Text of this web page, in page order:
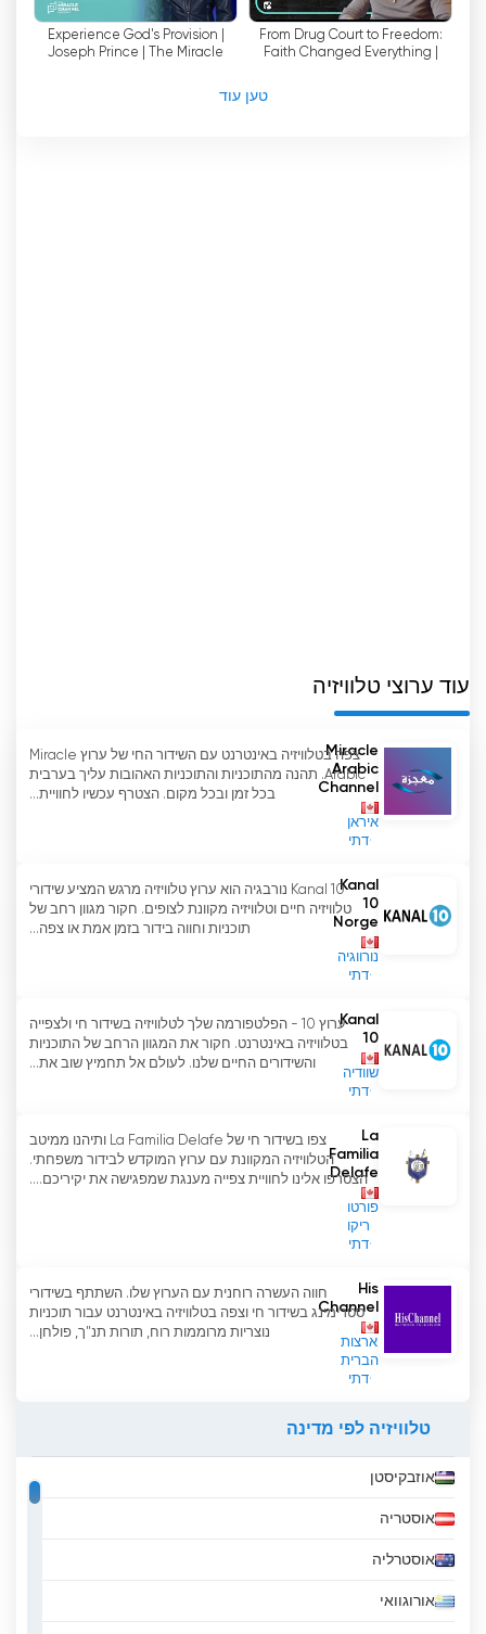
מקוונות, ערוץ זה מסוגל להגיע לקהל רחב, לחרוג
מגבולות גיאוגרפיים ולספק גישה לתוכניות נוצריות
לאנשים ברחבי העולם. נגישות זו משמעותית במיוחד
לקהילה נוצרית, מה שמאפשר להם לעסוק באמונתם
From Drug Court to Freedom:
Faith Changed Everything |
Experience God's Provision |
Joseph Prince | The Miracle
טען עוד
עוד ערוצי טלוויזיה
Miracle
Arabic
Channel
איראן
דתי
צפה בטלוויזיה באינטרנט עם השידור החי של ערוץ Miracle
Arabic. תהנה מהתוכניות והתוכניות האהובות עליך בערבית
בכל זמן ובכל מקום. הצטרף עכשיו לחוויית...
Kanal
10
Norge
נורווגיה
דתי
Kanal 10 נורבגיה הוא ערוץ טלוויזיה מרגש המציע שידורי
טלוויזיה חיים וטלוויזיה מקוונת לצופים. חקור מגוון רחב של
תוכניות וחווה בידור בזמן אמת או צפה...
Kanal
10
שוודיה
דתי
ערוץ 10 - הפלטפורמה שלך לטלוויזיה בשידור חי ולצפייה
בטלוויזיה באינטרנט. חקור את המגוון הרחב של התוכניות
והשידורים החיים שלנו. לעולם אל תחמיץ שוב את...
La
Familia
Delafe
פורטו
ריקו
דתי
צפו בשידור חי של La Familia Delafe ותיהנו ממיטב
הטלוויזיה המקוונת עם ערוץ המוקדש לבידור משפחתי.
הצטרפו אלינו לחוויית צפייה מענגת שמפגישה את יקיריכם....
His
Channel
ארצות
הברית
דתי
חווה העשרה רוחנית עם הערוץ שלו. השתתף בשידורי
סטרימינג בשידור חי וצפה בטלוויזיה באינטרנט עבור תוכניות
נוצריות מרוממות רוח, תורות תנ"ך, פולחן...
טלוויזיה לפי מדינה
אוזבקיסטן
אוסטריה
אוסטרליה
אורוגוואי